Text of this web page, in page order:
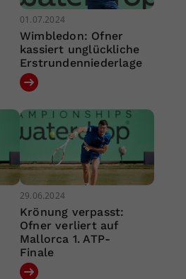
01.07.2024
Wimbledon: Ofner
kassiert unglückliche
Erstrundenniederlage
29.06.2024
Krönung verpasst:
Ofner verliert auf
Mallorca 1. ATP-
Finale